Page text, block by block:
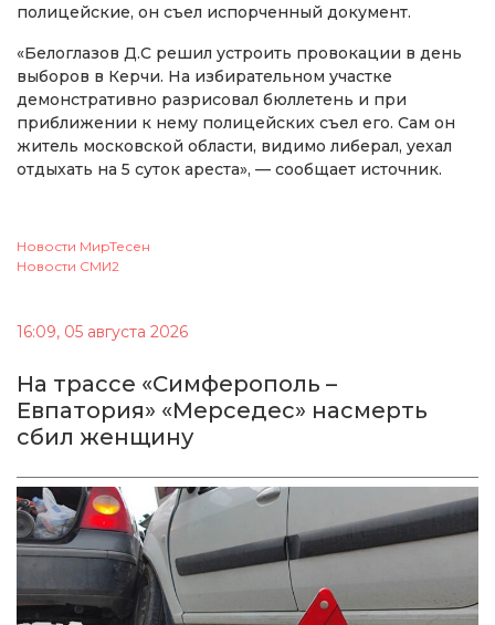
полицейские, он съел испорченный документ.
«Белоглазов Д.С решил устроить провокации в день
выборов в Керчи. На избирательном участке
демонстративно разрисовал бюллетень и при
приближении к нему полицейских съел его. Сам он
житель московской области, видимо либерал, уехал
отдыхать на 5 суток ареста», — сообщает источник.
Новости МирТесен
Новости СМИ2
16:09, 05 августа 2026
На трассе «Симферополь –
Евпатория» «Мерседес» насмерть
сбил женщину